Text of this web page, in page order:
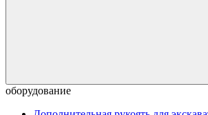
оборудование